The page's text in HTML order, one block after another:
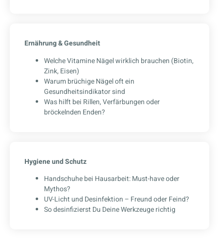
Ernährung & Gesundheit
Welche Vitamine Nägel wirklich brauchen (Biotin,
Zink, Eisen)
Warum brüchige Nägel oft ein
Gesundheitsindikator sind
Was hilft bei Rillen, Verfärbungen oder
bröckelnden Enden?
Hygiene und Schutz
Handschuhe bei Hausarbeit: Must-have oder
Mythos?
UV-Licht und Desinfektion – Freund oder Feind?
So desinfizierst Du Deine Werkzeuge richtig